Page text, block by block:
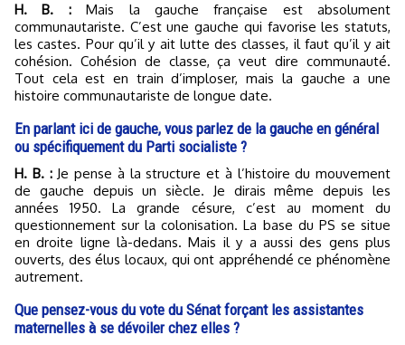
H. B. :Mais la gauche française est absolument
communautariste. C’est une gauche qui favorise les statuts,
les castes. Pour qu’il y ait lutte des classes, il faut qu’il y ait
cohésion. Cohésion de classe, ça veut dire communauté.
Tout cela est en train d’imploser, mais la gauche a une
histoire communautariste de longue date.
En parlant ici de gauche, vous parlez de la gauche en général
ou spécifiquement du Parti socialiste ?
H. B. : Je pense à la structure et à l’histoire du mouvement
de gauche depuis un siècle. Je dirais même depuis les
années 1950. La grande césure, c’est au moment du
questionnement sur la colonisation. La base du PS se situe
en droite ligne là-dedans. Mais il y a aussi des gens plus
ouverts, des élus locaux, qui ont appréhendé ce phénomène
autrement.
Que pensez-vous du vote du Sénat forçant les assistantes
maternelles à se dévoiler chez elles ?